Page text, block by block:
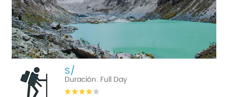
S/
Duración: Full Day